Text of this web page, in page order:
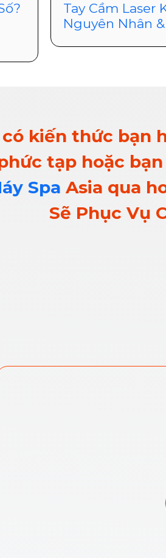
Tay Cầm Laser
Nguyên Nhân
kiến thức
tạp hoặc
Spa Asia qua
Sẽ Phục Vụ